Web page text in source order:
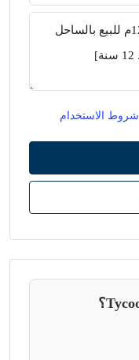
شروط الاستخدام